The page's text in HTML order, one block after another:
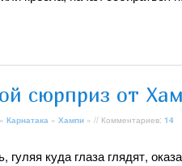
сюрприз от
» Карнатака » Хампи » // Комментариев: 14
гуляя куда глаза глядят,